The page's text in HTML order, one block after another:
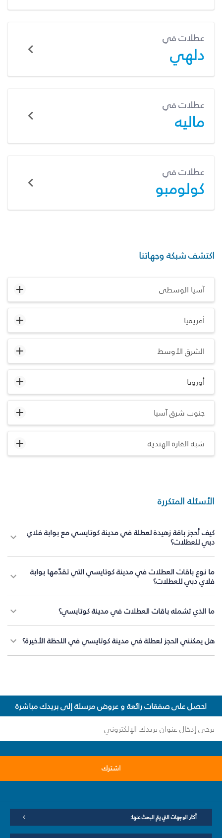
عطلات في
دلهي
عطلات في
ماليه
عطلات في
كولومبو
اكتشف شبكة وجهاتنا
آسيا الوسطى
أفريقيا
الشرق الأوسط
أوروبا
جنوب شرق آسيا
شبه القارة الهندية
الأسئلة المتكررة
كيف أحجز باقة زهيدة لعطلة في مدينة كوتايسي مع بوابة فلاي
دبي للعطلات؟
ما نوع باقات العطلات في مدينة كوتايسي التي تقدّمها بوابة
فلاي دبي للعطلات؟
ما الذي تشمله باقات العطلات في مدينة كوتايسي؟
هل يمكنني الحجز لعطلة في مدينة كوتايسي في اللحظة الأخيرة؟
احصل على صفقات رائعة و عروض مرسلة إلى بريدك مباشرة
اشترك
أكثر الوجهات التي يتم البحث عنها: